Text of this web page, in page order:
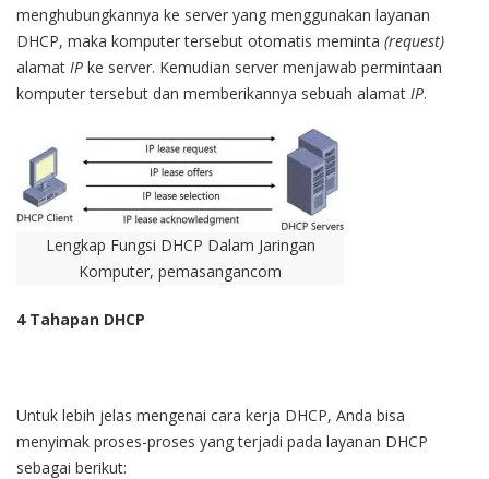
menghubungkannya ke server yang menggunakan layanan
DHCP, maka komputer tersebut otomatis meminta (request)
alamat IP ke server. Kemudian server menjawab permintaan
komputer tersebut dan memberikannya sebuah alamat IP.
Lengkap Fungsi DHCP Dalam Jaringan
Komputer, pemasangancom
4 Tahapan DHCP
Untuk lebih jelas mengenai cara kerja DHCP, Anda bisa
menyimak proses-proses yang terjadi pada layanan DHCP
sebagai berikut: